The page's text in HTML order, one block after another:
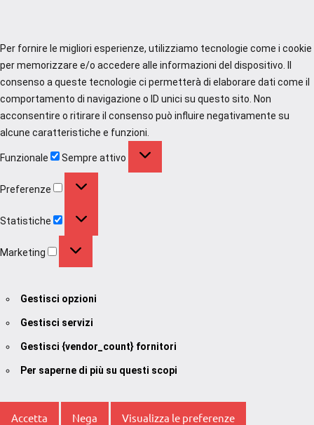
Per fornire le migliori esperienze, utilizziamo tecnologie come i cookie
per memorizzare e/o accedere alle informazioni del dispositivo. Il
consenso a queste tecnologie ci permetterà di elaborare dati come il
comportamento di navigazione o ID unici su questo sito. Non
acconsentire o ritirare il consenso può influire negativamente su
alcune caratteristiche e funzioni.
Funzionale Sempre attivo
Preferenze
Statistiche
Marketing
Gestisci opzioni
Gestisci servizi
Gestisci {vendor_count} fornitori
Per saperne di più su questi scopi
Accetta Nega Visualizza le preferenze